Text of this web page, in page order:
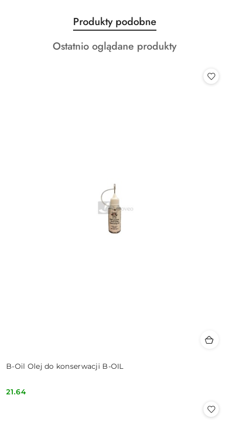
Pomiń karuzelę produktów
Produkty
o
statusie:
Produkty podobne
Produkty
Ostatnio oglądane produkty
B-Oil Olej do konserwacji B-OIL
Cena:
21.64